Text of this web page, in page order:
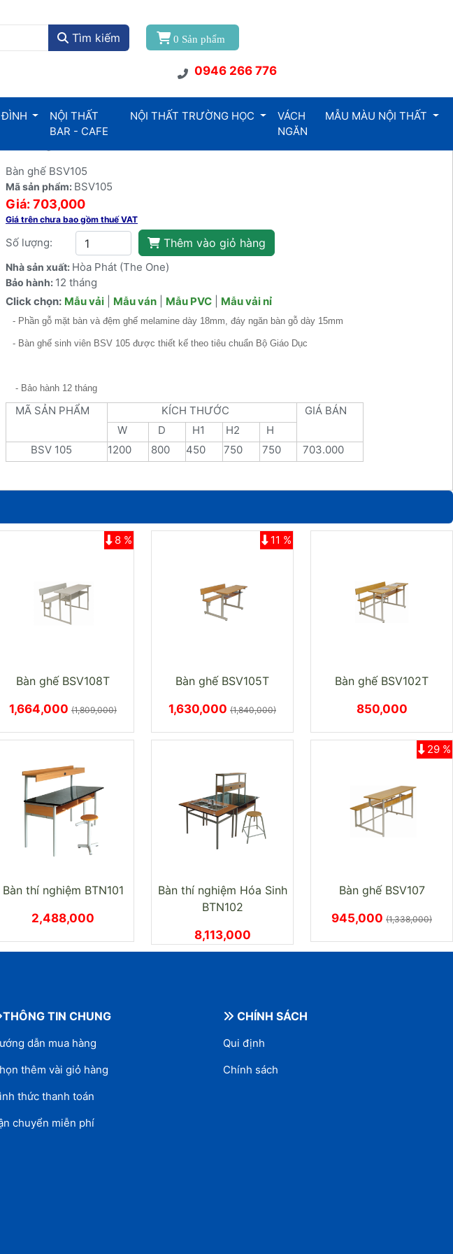
Tìm kiếm 0 Sản phẩm
0946 266 776
ĐÌNH
NỘI THẤT
BAR - CAFE
NỘI THẤT TRƯỜNG HỌC
VÁCH
NGĂN
MẪU MÀU NỘI THẤT
Bàn ghế BSV105
Bàn ghế BSV105
Mã sản phẩm: BSV105
Giá: 703,000
Giá trên chưa bao gồm thuế VAT
Số lượng: Thêm vào giỏ hàng
Nhà sản xuất: Hòa Phát (The One)
Bảo hành: 12 tháng
Click chọn: Mẫu vải Mẫu ván Mẫu PVC Mẫu vải nỉ
- Phần gỗ mặt bàn và đệm ghế melamine dày 18mm, đáy ngăn bàn gỗ dày 15mm
- Bàn ghế sinh viên BSV 105 được thiết kế theo tiêu chuẩn Bộ Giáo Dục
- Bảo hành 12 tháng
MÃ SẢN PHẨM KÍCH THƯỚC
GIÁ BÁN
W
D H1 H2
H
BSV 105
1200 800 450 750 750 703.000
Bàn ghế BSV108T
8 %
1,664,000 (1,809,000)
Bàn ghế BSV105T
11 %
1,630,000 (1,840,000)
Bàn ghế BSV102T
850,000
Bàn thí nghiệm BTN101
2,488,000
Bàn thí nghiệm Hóa Sinh
BTN102
8,113,000
Bàn ghế BSV107
29 %
945,000 (1,338,000)
THÔNG TIN CHUNG
dẫn mua hàng
thêm vài giỏ hàng
thức thanh toán
chuyển miễn phí
CHÍNH SÁCH
Qui định
Chính sách